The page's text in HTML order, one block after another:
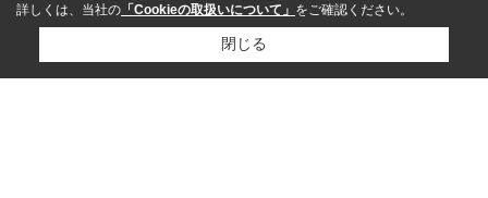
詳しくは、当社の 「Cookieの取扱いについて」 をご確認ください。
閉じる